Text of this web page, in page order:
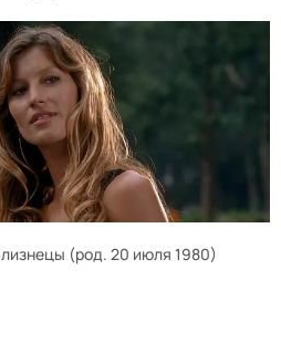
(род. 20 июля 1980)